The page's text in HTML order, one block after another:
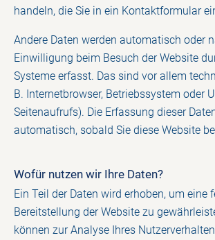
handeln, die Sie in ein Kontaktformular
Andere Daten werden automatisch oder
Einwilligung beim Besuch der Website
Systeme erfasst. Das sind vor allem
B. Internetbrowser, Betriebssystem oder
Seitenaufrufs). Die Erfassung dieser
automatisch, sobald Sie diese Website
Wofür nutzen wir Ihre Daten?
Ein Teil der Daten wird erhoben, um eine
Bereitstellung der Website zu
können zur Analyse Ihres